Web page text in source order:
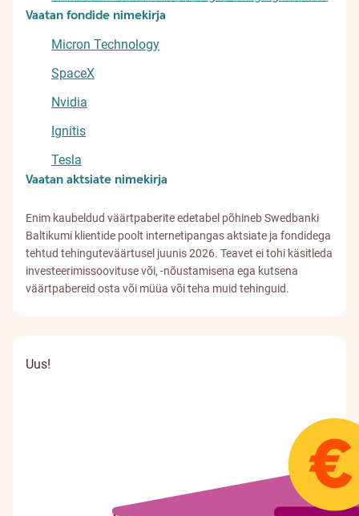
Vaatan fondide nimekirja
Micron Technology
SpaceX
Nvidia
Ignitis
Tesla
Vaatan aktsiate nimekirja
Enim kaubeldud väärtpaberite edetabel põhineb Swedbanki
Baltikumi klientide poolt internetipangas aktsiate ja fondidega
tehtud tehinguteväärtusel juunis 2026. Teavet ei tohi käsitleda
investeerimissoovituse või, -nõustamisena ega kutsena
väärtpabereid osta või müüa või teha muid tehinguid.
Uus!